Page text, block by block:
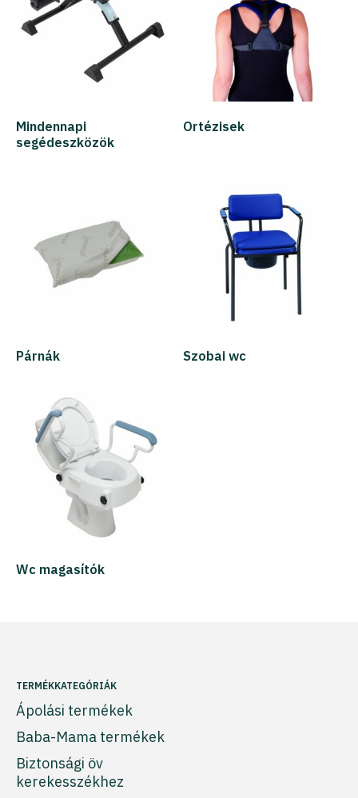
Mindennapi
segédeszközök
Ortézisek
Párnák Szobai wc
Wc magasítók
TERMÉKKATEGÓRIÁK
Ápolási termékek
Baba-Mama termékek
Biztonsági öv
kerekesszékhez